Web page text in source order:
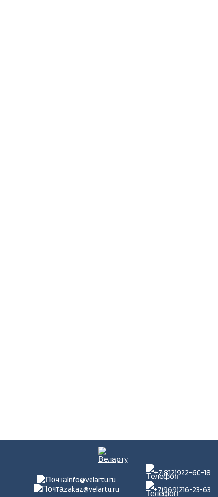
info@velartu.ru
zakaz@velartu.ru
+7(812)922-60-18
+7(969)216-23-63